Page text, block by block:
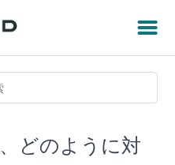
どのように対